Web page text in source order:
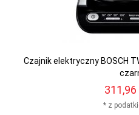
Czajnik elektryczny BOSCH
311,96
* z